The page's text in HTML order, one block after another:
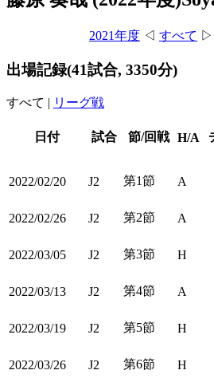
2021年度 ◁ すべて ▷
出場記録(41試合, 3350分)
すべて | リーグ戦
日付 試合 節/回戦 H/A
2022/02/20 J2 第1節 A
2022/02/26 J2 第2節 A
2022/03/05 J2 第3節 H
2022/03/13 J2 第4節 A
2022/03/19 J2 第5節 H
2022/03/26 J2 第6節 H